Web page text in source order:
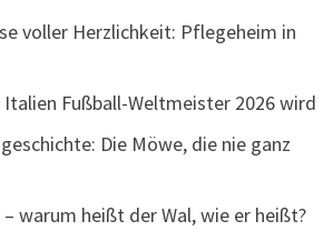
voller Herzlichkeit: Pflegeheim in
Italien Fußball-Weltmeister 2026 wird
Die Möwe, die nie ganz
warum heißt der Wal, wie er heißt?